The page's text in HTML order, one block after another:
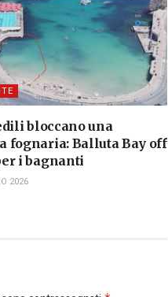
bloccano una
fognaria: Balluta Bay off
i bagnanti
2026